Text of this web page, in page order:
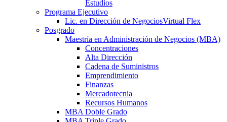
Estudios
Programa Ejecutivo
Lic. en Dirección de NegociosVirtual Flex
Posgrado
Maestría en Administración de Negocios (MBA)
Concentraciones
Alta Dirección
Cadena de Suministros
Emprendimiento
Finanzas
Mercadotecnia
Recursos Humanos
MBA Doble Grado